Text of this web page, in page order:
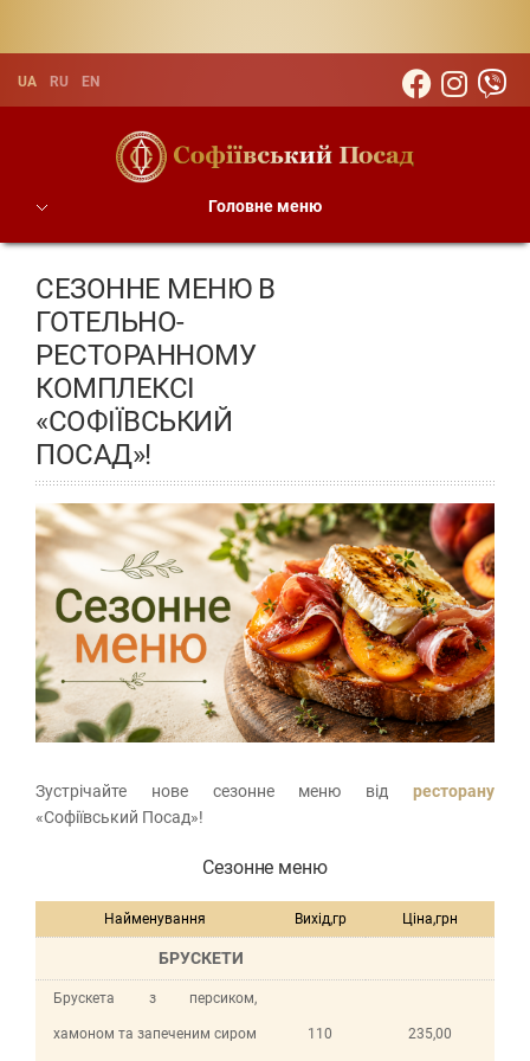
UA RU EN
Головне меню
СЕЗОННЕ МЕНЮ В
ГОТЕЛЬНО-
РЕСТОРАННОМУ
КОМПЛЕКСІ
«СОФІЇВСЬКИЙ
ПОСАД»!
Зустрічайте нове сезонне меню від ресторану
«Софіївський Посад»!
Сезонне меню
Найменування Вихід,гр Ціна,грн
БРУСКЕТИ
Брускета з персиком,
хамоном та запеченим сиром 110 235,00